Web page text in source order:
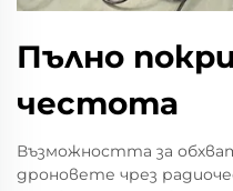
Пълно
честота
Възможността за
дроновете чрез